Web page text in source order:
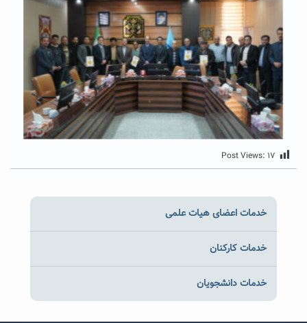
Post Views: ۱۷
خدمات اعضای هیات علمی
خدمات کارکنان
خدمات دانشجویان